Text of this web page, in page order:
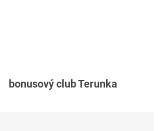
bonusový club Terunka